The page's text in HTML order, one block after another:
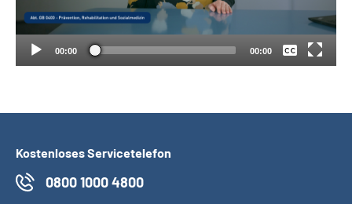
Mein Kundenportal
00:00 00:00
Deutsch
Kostenloses Servicetelefon
0800 1000 4800